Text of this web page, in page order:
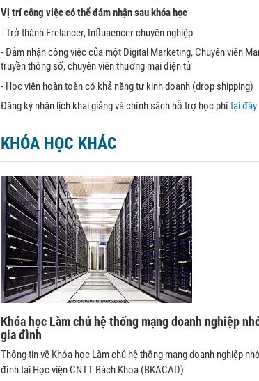
Vị trí công việc có thể đảm nhận sau khóa học
- Trở thành Frelancer, Influaencer chuyên nghiệp
- Đảm nhận công việc của một Digital Marketing, Chuyên viên
truyền thông số, chuyên viên thương mại điện tử
- Học viên hoàn toàn có khả năng tự kinh doanh (drop shipping)
Đăng ký nhận lịch khai giảng và chính sách hỗ trợ học phítại đây
KHÓA HỌC KHÁC
Khóa học Làm chủ hệ thống mạng doanh nghiệp
gia đình
Thông tin về Khóa học Làm chủ hệ thống mạng doanh nghiệp
đình tại Học viện CNTT Bách Khoa (BKACAD)